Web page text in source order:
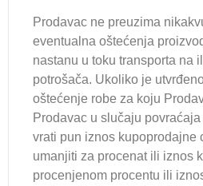
Prodavac ne preuzima
eventualna oštećenja
nastanu u toku transporta na
potrošača. Ukoliko je
oštećenje robe za koju
Prodavac u slučaju
vrati pun iznos kupoprodajne
umanjiti za procenat ili iznos
procenjenom procentu ili